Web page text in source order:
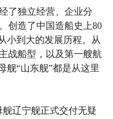
了独立经营、企业分
创造了中国造船史上80
小到大的发展历程。从
战船型，以及第一艘航
舰“山东舰”都是从这里
舰辽宁舰正式交付无疑